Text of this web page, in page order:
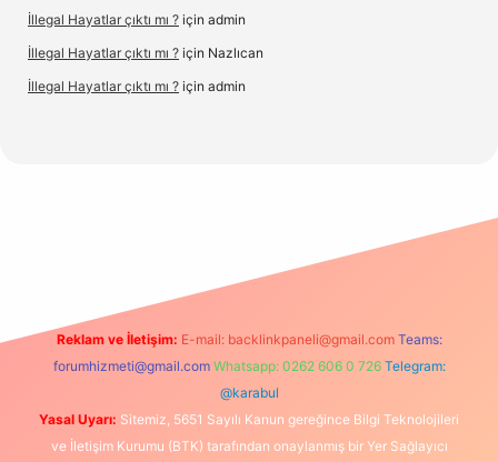
İllegal Hayatlar çıktı mı ? için admin
İllegal Hayatlar çıktı mı ? için Nazlıcan
İllegal Hayatlar çıktı mı ? için admin
Reklam ve İletişim: E-mail: backlinkpaneli@gmail.com Teams:
forumhizmeti@gmail.com Whatsapp: 0262 606 0 726 Telegram:
@karabul
Yasal Uyarı: Sitemiz, 5651 Sayılı Kanun gereğince Bilgi Teknolojileri
ve İletişim Kurumu (BTK) tarafından onaylanmış bir Yer Sağlayıcı